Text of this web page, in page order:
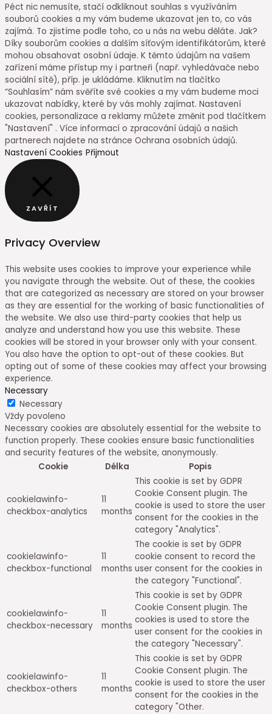
Péct nic nemusíte, stačí odkliknout souhlas s využíváním
souborů cookies a my vám budeme ukazovat jen to, co vás
zajímá. To zjistíme podle toho, co u nás na webu děláte. Jak?
Díky souborům cookies a dalším síťovým identifikátorům, které
mohou obsahovat osobní údaje. K těmto údajům na vašem
zařízení máme přístup my i partneři (např. vyhledávače nebo
sociální sítě), příp. je ukládáme. Kliknutím na tlačítko
“Souhlasím” nám svěříte své cookies a my vám budeme moci
ukazovat nabídky, které by vás mohly zajímat. Nastavení
cookies, personalizace a reklamy můžete změnit pod tlačítkem
"Nastavení" . Více informací o zpracování údajů a našich
partnerech najdete na stránce Ochrana osobních údajů.
Nastavení Cookies Přijmout
ZAVŘÍT
Privacy Overview
This website uses cookies to improve your experience while
you navigate through the website. Out of these, the cookies
that are categorized as necessary are stored on your browser
as they are essential for the working of basic functionalities of
the website. We also use third-party cookies that help us
analyze and understand how you use this website. These
cookies will be stored in your browser only with your consent.
You also have the option to opt-out of these cookies. But
opting out of some of these cookies may affect your browsing
experience.
Necessary
Necessary
Vždy povoleno
Necessary cookies are absolutely essential for the website to
function properly. These cookies ensure basic functionalities
and security features of the website, anonymously.
Cookie
Délka Popis
cookielawinfo-
checkbox-analytics
11
months
This cookie is set by GDPR
Cookie Consent plugin. The
cookie is used to store the user
consent for the cookies in the
category "Analytics".
cookielawinfo-
checkbox-functional
11
months
The cookie is set by GDPR
cookie consent to record the
user consent for the cookies in
the category "Functional".
cookielawinfo-
checkbox-necessary
11
months
This cookie is set by GDPR
Cookie Consent plugin. The
cookies is used to store the
user consent for the cookies in
the category "Necessary".
cookielawinfo-
checkbox-others
11
months
This cookie is set by GDPR
Cookie Consent plugin. The
cookie is used to store the user
consent for the cookies in the
category "Other.